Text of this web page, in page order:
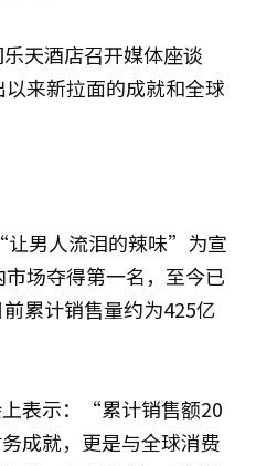
天酒店召开媒体座谈
来新拉面的成就和全球
男人流泪的辣味”为宣
场夺得第一名，至今已
累计销售量约为425亿
表示：“累计销售额20
成就，更是与全球消费